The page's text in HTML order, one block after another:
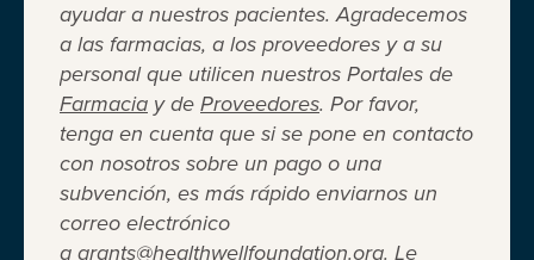
ayudar a nuestros pacientes. Agradecemos
a las farmacias, a los proveedores y a su
personal que utilicen nuestros Portales de
Farmacia y de Proveedores. Por favor,
tenga en cuenta que si se pone en contacto
con nosotros sobre un pago o una
subvención, es más rápido enviarnos un
correo electrónico
a grants@healthwellfoundation.org. Le
Cuando el seguro médico no es
suficiente ®
Entidad 501(c)(3) independiente sin fines de lucro
que brinda asistencia financiera a adultos y niños
para cubrir el costo del coseguro de los